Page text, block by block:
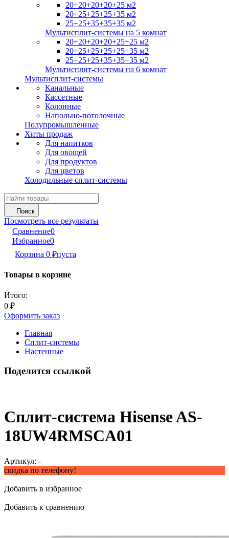
20+20+20+20+25 м2
20+25+25+25+35 м2
25+25+35+35+35 м2
Мультисплит-системы на 5 комнат
20+20+20+20+25+25 м2
20+25+25+25+25+35 м2
25+25+25+35+35+35 м2
Мультисплит-системы на 6 комнат
Мультисплит-системы
Канальные
Кассетные
Колонные
Напольно-потолочные
Полупромышленные
Хиты продаж
Для напитков
Для овощей
Для продуктов
Для цветов
Холодильные сплит-системы
Поиск
Посмотреть все результаты
Сравнение0
Избранное0
Корзина 0 ₽пуста
Товары в корзине
Итого:
0 ₽
Оформить заказ
Главная
Сплит-системы
Настенные
Поделится ссылкой
Сплит-система Hisense AS-
18UW4RMSCA01
Артикул: -
скидка по телефону!
Добавить в избранное
Добавить к сравнению